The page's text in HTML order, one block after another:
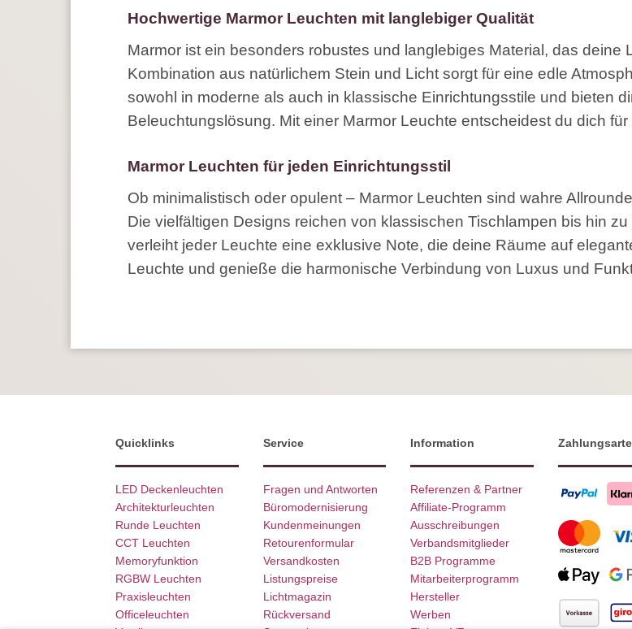
Hochwertige Marmor Leuchten mit langlebiger Qualität
Marmor ist ein besonders robustes und langlebiges Material, das deine
Kombination aus natürlichem Stein und Licht sorgt für eine edle
sowohl in moderne als auch in klassische Einrichtungsstile und bieten
Beleuchtungslösung. Mit einer Marmor Leuchte entscheidest du dich
Marmor Leuchten für jeden Einrichtungsstil
Ob minimalistisch oder opulent – Marmor Leuchten sind wahre
Die vielfältigen Designs reichen von klassischen Tischlampen bis hin
verleiht jeder Leuchte eine exklusive Note, die deine Räume auf
Leuchte und genieße die harmonische Verbindung von Luxus und
Quicklinks
LED Deckenleuchten
Architekturleuchten
Runde Leuchten
CCT Leuchten
Memoryfunktion
RGBW Leuchten
Praxisleuchten
Officeleuchten
Service
Fragen und Antworten
Büromodernisierung
Kundenmeinungen
Retourenformular
Versandkosten
Listungspreise
Lichtmagazin
Rückversand
Information
Referenzen & Partner
Affiliate-Programm
Ausschreibungen
Verbandsmitglieder
B2B Programme
Mitarbeiterprogramm
Hersteller
Werben